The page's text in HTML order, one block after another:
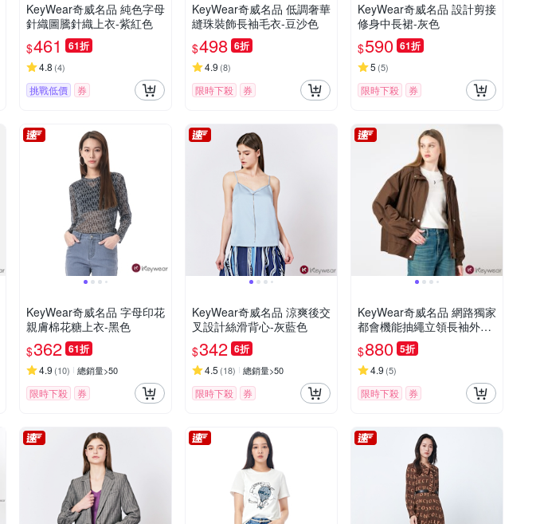
KeyWear奇威名品 純色字母
針織圖騰針織上衣-紫紅色
$461 61折
4.8 (4)
挑戰低價 券
KeyWear奇威名品 低調奢華
縫珠裝飾長袖毛衣-豆沙色
$498 6折
4.9 (8)
限時下殺 券
KeyWear奇威名品 設計剪接
修身中長裙-灰色
$590 61折
5 (5)
限時下殺 券
KeyWear奇威名品 字母印花
親膚棉花糖上衣-黑色
$362 61折
4.9 (10) 總銷量>50
限時下殺 券
KeyWear奇威名品 涼爽後交
叉設計絲滑背心-灰藍色
$342 6折
4.5 (18) 總銷量>50
限時下殺 券
KeyWear奇威名品 網路獨家
都會機能抽繩立領長袖外套
(共3色)-咖啡色
$880 5折
4.9 (5)
限時下殺 券